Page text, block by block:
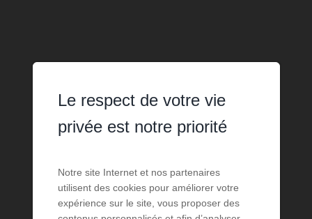
Le respect de votre vie
privée est notre priorité
Notre site Internet et nos partenaires
utilisent des cookies pour améliorer votre
expérience sur le site, vous proposer des